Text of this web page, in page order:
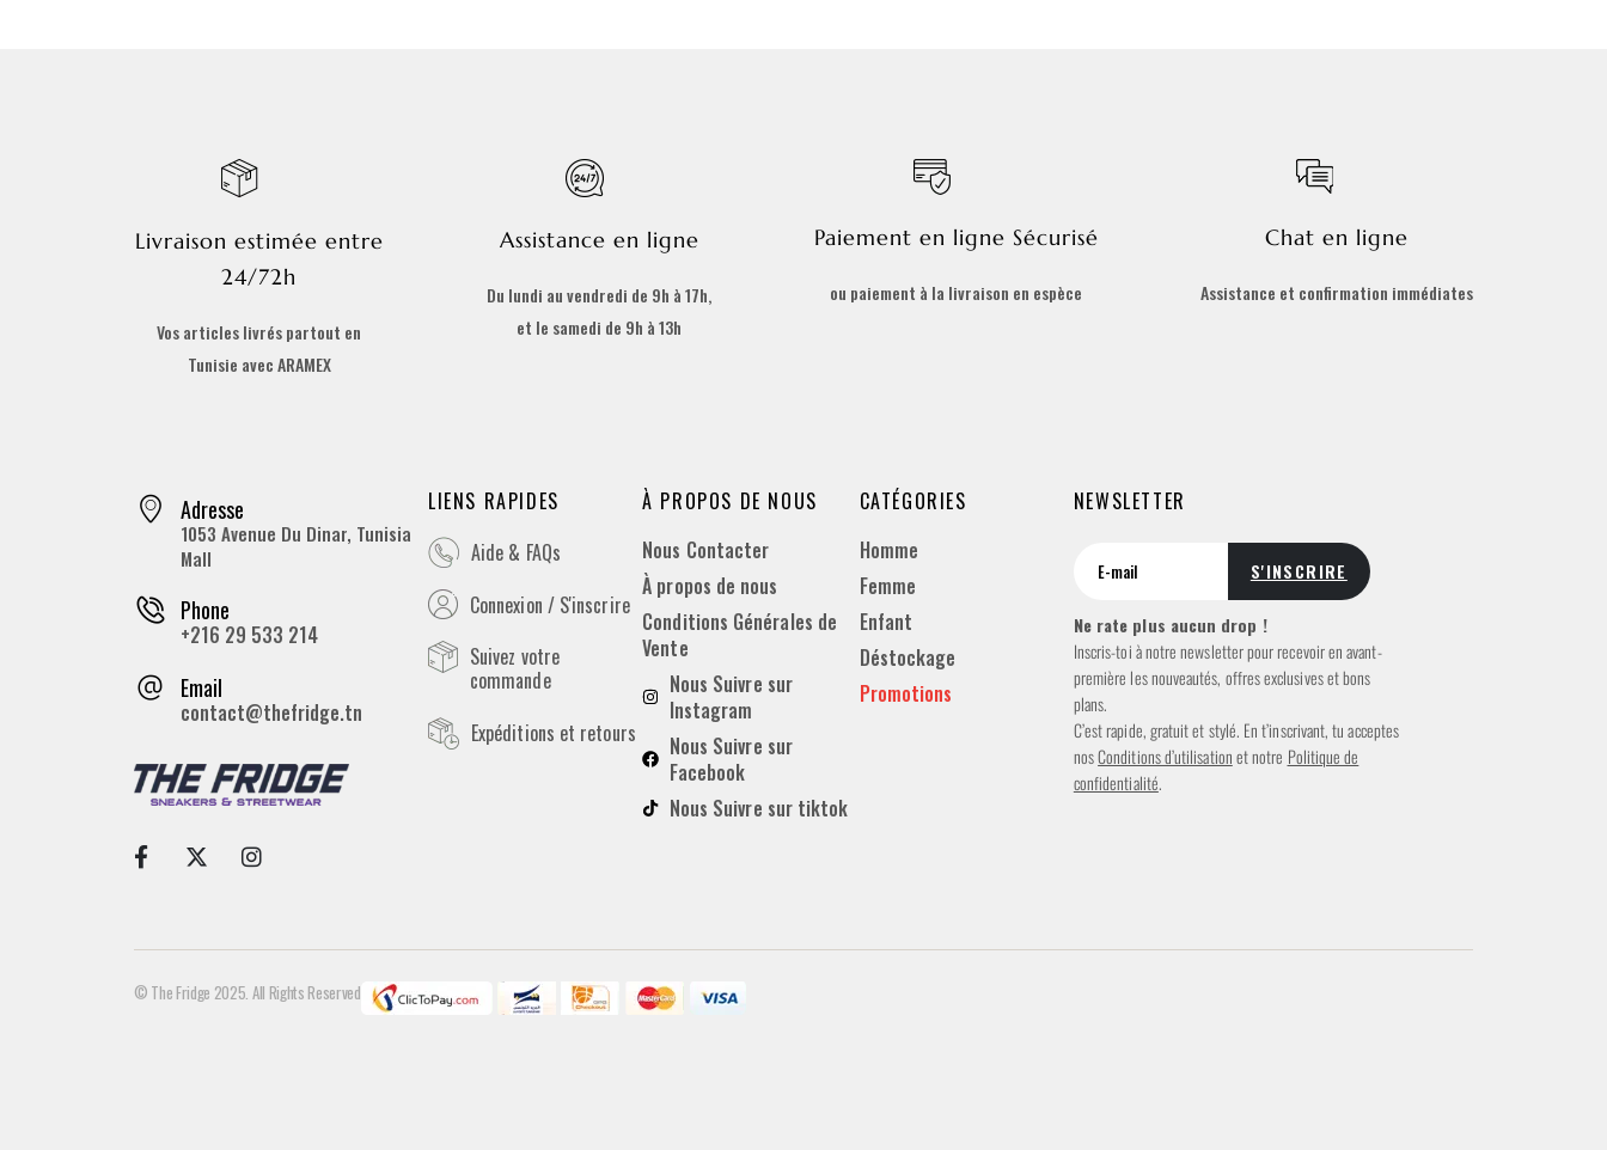
Livraison estimée entre
24/72h
Vos articles livrés partout en
Tunisie avec ARAMEX
Assistance en ligne
Du lundi au vendredi de 9h à 17h,
et le samedi de 9h à 13h
Paiement en ligne Sécurisé
ou paiement à la livraison en espèce
Chat en ligne
Assistance et confirmation immédiates
Adresse
1053 Avenue Du Dinar, Tunisia
Mall
Phone
+216 29 533 214
Email
contact@thefridge.tn
LIENS RAPIDES
Aide & FAQs
Connexion / S'inscrire
Suivez votre
commande
Expéditions et retours
À PROPOS DE NOUS
Nous Contacter
À propos de nous
Conditions Générales de
Vente
Nous Suivre sur
Instagram
Nous Suivre sur
Facebook
Nous Suivre sur tiktok
CATÉGORIES
Homme
Femme
Enfant
Déstockage
Promotions
NEWSLETTER
Ne rate plus aucun drop !
Inscris-toi à notre newsletter pour recevoir en avant-
première les nouveautés, offres exclusives et bons
plans.
C’est rapide, gratuit et stylé. En t’inscrivant, tu acceptes
nosConditions d’utilisationet notre Politique de
confidentialité.
© The Fridge 2025. All Rights Reserved